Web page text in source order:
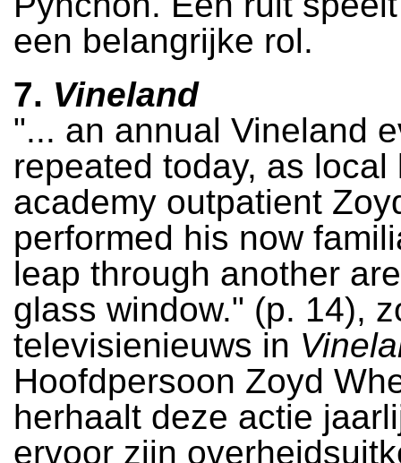
een belangrijke rol.
7. Vineland
"... an annual Vineland
repeated today, as local
academy outpatient
performed his now
leap through another
glass window." (p. 14),
televisienieuws in
Hoofdpersoon Zoyd
herhaalt deze actie
ervoor zijn